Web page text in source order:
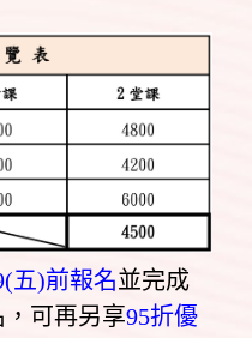
五)前報名並完成
可再另享95折優